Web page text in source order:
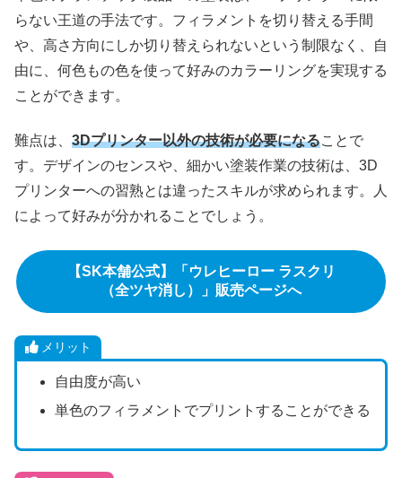
らない王道の手法です。フィラメントを切り替える手間
や、高さ方向にしか切り替えられないという制限なく、自
由に、何色もの色を使って好みのカラーリングを実現する
ことができます。
難点は、 3Dプリンター以外の技術が必要になることで
す。デザインのセンスや、細かい塗装作業の技術は、3D
プリンターへの習熟とは違ったスキルが求められます。人
によって好みが分かれることでしょう。
【SK本舗公式】「ウレヒーロー ラスクリ
（全ツヤ消し）」販売ページへ
メリット
自由度が高い
単色のフィラメントでプリントすることができる